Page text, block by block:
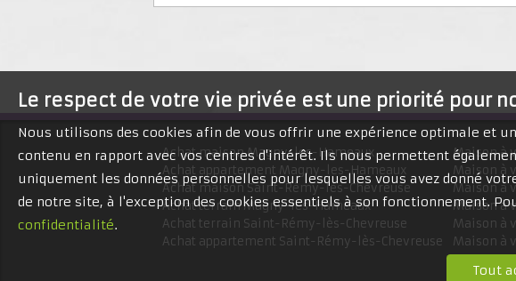
Achat maison Magny-les-Hameaux
Achat appartement Magny-les-Hameaux
Achat maison Saint-Rémy-lès-Chevreuse
Achat terrain Magny-les-Hameaux
Achat terrain Saint-Rémy-lès-Chevreuse
Achat appartement Saint-Rémy-lès-Chevreuse
Maison à
Maison à
Maison à
Maison à
Maison à
Maison à
Le respect de votre vie privée est une priorité pour
Nous utilisons des cookies afin de vous offrir une expérience optimale et
contenu en rapport avec vos centres d'intérêt. Ils nous permettent
uniquement les données personnelles pour lesquelles vous avez donné
de notre site, à l'exception des cookies essentiels à son fonctionnement.
confidentialité.
Tout